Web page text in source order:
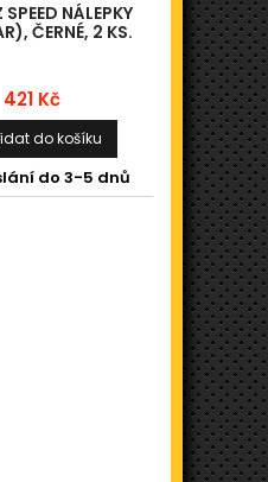
NÁLEPKY
ČERNÉ, 2 KS.
Cena
421 Kč
do košíku
do 3-5 dnů
B7

 K